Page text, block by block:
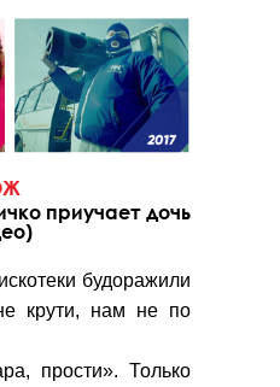
приучает дочь
будоражили
крути, нам не по
прости». Только